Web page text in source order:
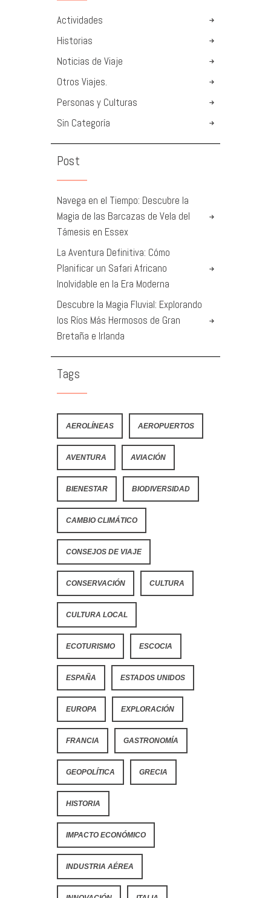
Actividades
Historias
Noticias de Viaje
Otros Viajes.
Personas y Culturas
Sin Categoría
Post
Navega en el Tiempo: Descubre la
Magia de las Barcazas de Vela del
Támesis en Essex
La Aventura Definitiva: Cómo
Planificar un Safari Africano
Inolvidable en la Era Moderna
Descubre la Magia Fluvial: Explorando
los Ríos Más Hermosos de Gran
Bretaña e Irlanda
Tags
AEROLÍNEAS AEROPUERTOS
AVENTURA AVIACIÓN
BIENESTAR BIODIVERSIDAD
CAMBIO CLIMÁTICO
CONSEJOS DE VIAJE
CONSERVACIÓN CULTURA
CULTURA LOCAL
ECOTURISMO ESCOCIA
ESPAÑA ESTADOS UNIDOS
EUROPA EXPLORACIÓN
FRANCIA GASTRONOMÍA
GEOPOLÍTICA GRECIA
HISTORIA
IMPACTO ECONÓMICO
INDUSTRIA AÉREA